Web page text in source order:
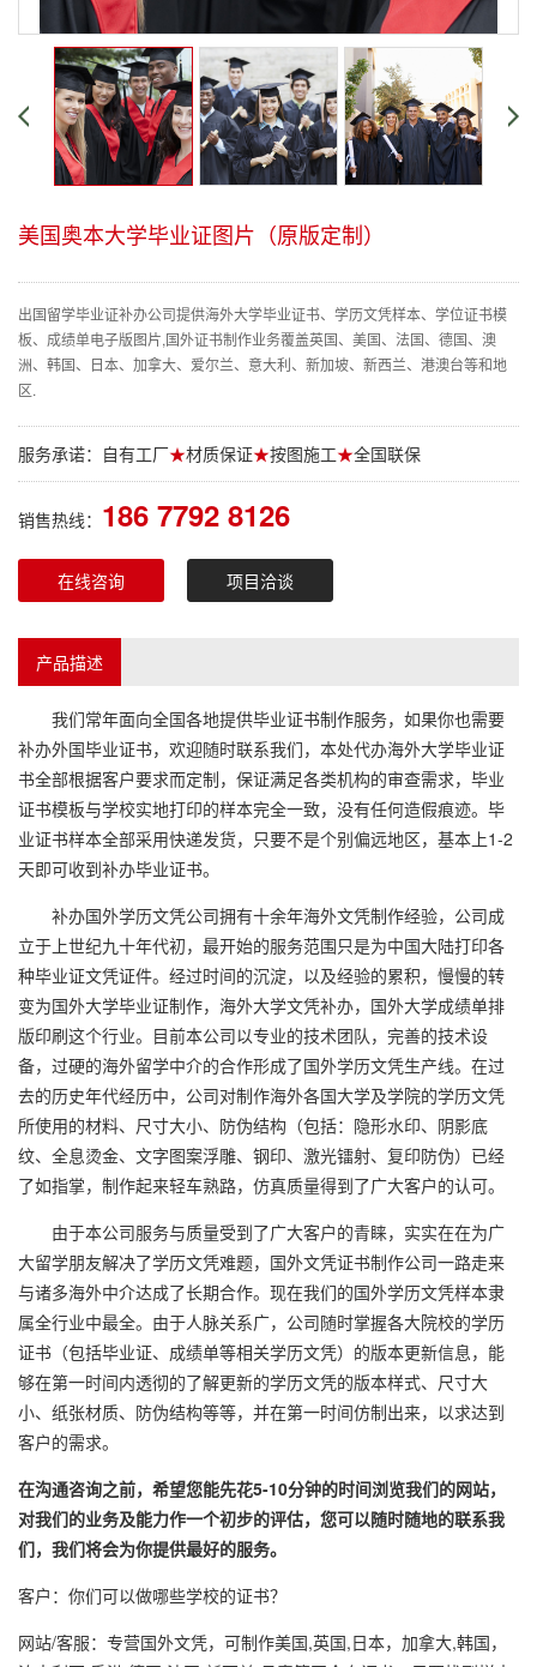
美国奥本大学毕业证图片（原版定制）
出国留学毕业证补办公司提供海外大学毕业证书、学历文凭样本、学位证书模
板、成绩单电子版图片,国外证书制作业务覆盖英国、美国、法国、德国、澳
洲、韩国、日本、加拿大、爱尔兰、意大利、新加坡、新西兰、港澳台等和地
区.
服务承诺：自有工厂★材质保证★按图施工★全国联保
销售热线： 186 7792 8126
在线咨询 项目洽谈
产品描述
我们常年面向全国各地提供毕业证书制作服务，如果你也需要
补办外国毕业证书，欢迎随时联系我们，本处代办海外大学毕业证
书全部根据客户要求而定制，保证满足各类机构的审查需求，毕业
证书模板与学校实地打印的样本完全一致，没有任何造假痕迹。毕
业证书样本全部采用快递发货，只要不是个别偏远地区，基本上1-2
天即可收到补办毕业证书。
补办国外学历文凭公司拥有十余年海外文凭制作经验，公司成
立于上世纪九十年代初，最开始的服务范围只是为中国大陆打印各
种毕业证文凭证件。经过时间的沉淀，以及经验的累积，慢慢的转
变为国外大学毕业证制作，海外大学文凭补办，国外大学成绩单排
版印刷这个行业。目前本公司以专业的技术团队，完善的技术设
备，过硬的海外留学中介的合作形成了国外学历文凭生产线。在过
去的历史年代经历中，公司对制作海外各国大学及学院的学历文凭
所使用的材料、尺寸大小、防伪结构（包括：隐形水印、阴影底
纹、全息烫金、文字图案浮雕、钢印、激光镭射、复印防伪）已经
了如指掌，制作起来轻车熟路，仿真质量得到了广大客户的认可。
由于本公司服务与质量受到了广大客户的青睐，实实在在为广
大留学朋友解决了学历文凭难题，国外文凭证书制作公司一路走来
与诸多海外中介达成了长期合作。现在我们的国外学历文凭样本隶
属全行业中最全。由于人脉关系广，公司随时掌握各大院校的学历
证书（包括毕业证、成绩单等相关学历文凭）的版本更新信息，能
够在第一时间内透彻的了解更新的学历文凭的版本样式、尺寸大
小、纸张材质、防伪结构等等，并在第一时间仿制出来，以求达到
客户的需求。
在沟通咨询之前，希望您能先花5-10分钟的时间浏览我们的网站，
对我们的业务及能力作一个初步的评估，您可以随时随地的联系我
们，我们将会为你提供最好的服务。
客户：你们可以做哪些学校的证书？
网站/客服：专营国外文凭，可制作美国,英国,日本，加拿大,韩国，